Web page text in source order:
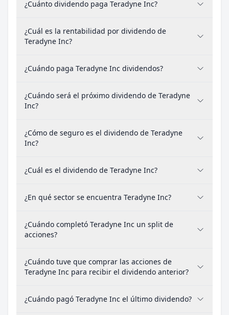
¿Cuánto dividendo paga Teradyne Inc?
¿Cuál es la rentabilidad por dividendo de
Teradyne Inc?
¿Cuándo paga Teradyne Inc dividendos?
¿Cuándo será el próximo dividendo de Teradyne
Inc?
¿Cómo de seguro es el dividendo de Teradyne
Inc?
¿Cuál es el dividendo de Teradyne Inc?
¿En qué sector se encuentra Teradyne Inc?
¿Cuándo completó Teradyne Inc un split de
acciones?
¿Cuándo tuve que comprar las acciones de
Teradyne Inc para recibir el dividendo anterior?
¿Cuándo pagó Teradyne Inc el último dividendo?